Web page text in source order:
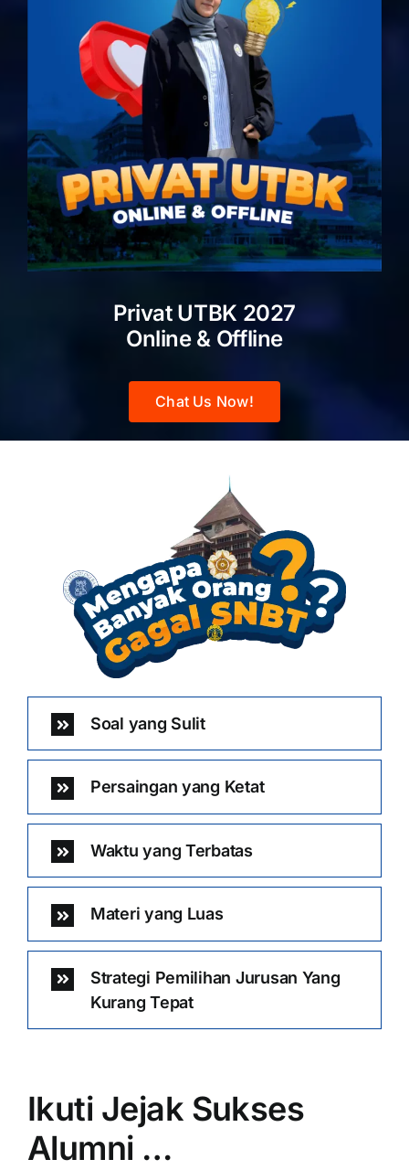
Privat UTBK 2027
Online & Offline
Chat Us Now!
Soal yang Sulit
Persaingan yang Ketat
Waktu yang Terbatas
Materi yang Luas
Strategi Pemilihan Jurusan Yang
Kurang Tepat
Ikuti Jejak Sukses
Alumni …